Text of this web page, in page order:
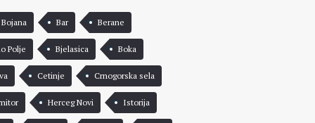
Bar Berane
Polje Bjelasica Boka
Cetinje Crnogorska sela
Herceg Novi Istorija